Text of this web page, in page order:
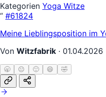
Kategorien Yoga Witze
“ #61824
Meine Lieblingsposition im
Von Witzfabrik · 01.04.2026
🥱 😐 🙂 😄 🤣